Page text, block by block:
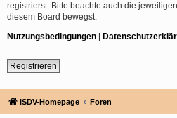
registrierst. Bitte beachte auch die
diesem Board bewegst.
Nutzungsbedingungen |
Registrieren
ISDV-Homepage Foren